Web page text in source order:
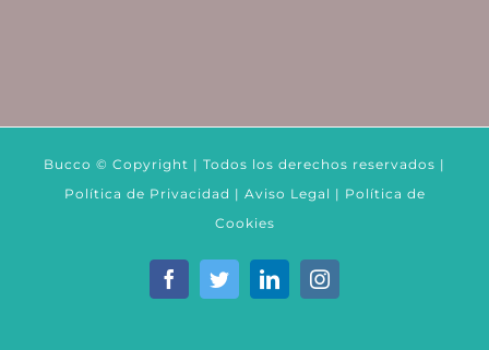
Bucco © Copyright | Todos los derechos reservados |
Política de Privacidad | Aviso Legal | Política de
Cookies
FacebookTwitterLinkedInInstagram